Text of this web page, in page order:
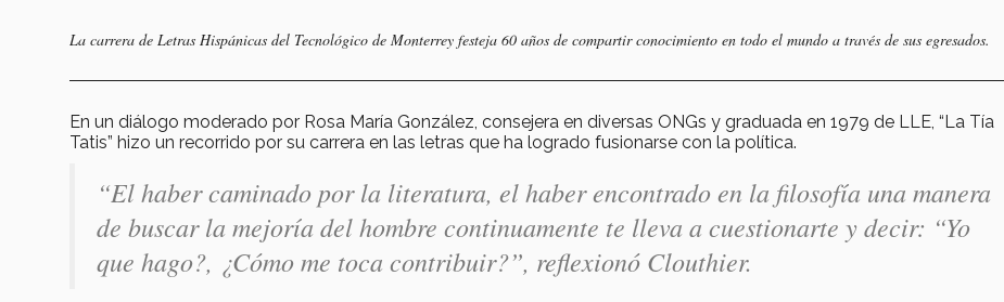
La carrera de Letras Hispánicas del Tecnológico de Monterrey festeja 60 años de compartir conocimiento en todo el mundo a través de sus egresados.
En un diálogo moderado por Rosa María González, consejera en diversas ONGs y graduada en 1979 de LLE, “La Tía
Tatis” hizo un recorrido por su carrera en las letras que ha logrado fusionarse con la política.
“El haber caminado por la literatura, el haber encontrado en la filosofía una manera
de buscar la mejoría del hombre continuamente te lleva a cuestionarte y decir: “Yo
que hago?, ¿Cómo me toca contribuir?”, reflexionó Clouthier.